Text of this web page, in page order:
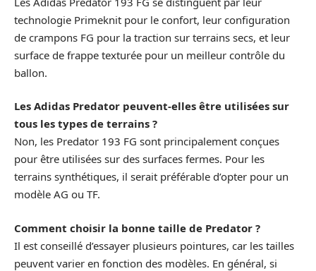
technologie Primeknit pour le confort, leur configuration
de crampons FG pour la traction sur terrains secs, et leur
surface de frappe texturée pour un meilleur contrôle du
ballon.
Les Adidas Predator peuvent-elles être utilisées sur
tous les types de terrains ?
Non, les Predator 193 FG sont principalement conçues
pour être utilisées sur des surfaces fermes. Pour les
terrains synthétiques, il serait préférable d’opter pour un
modèle AG ou TF.
Comment choisir la bonne taille de Predator ?
Il est conseillé d’essayer plusieurs pointures, car les tailles
peuvent varier en fonction des modèles. En général, si